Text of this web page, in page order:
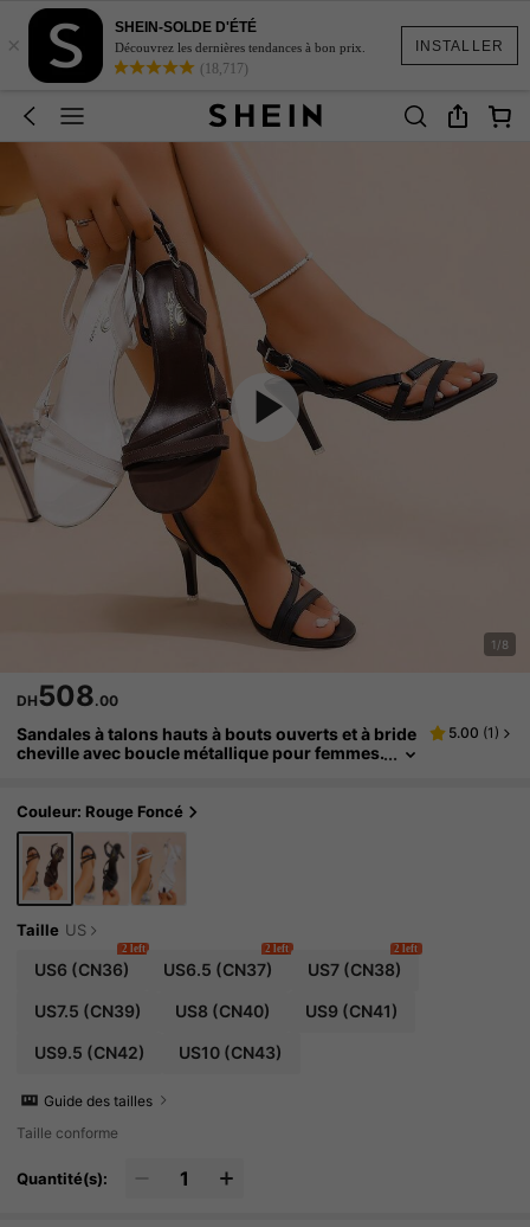
INSTALLER
×
SHEIN-SOLDE D'ÉTÉ
Découvrez les dernières tendances à bon prix.
(18,717)
1/8
DH508.00
Sandales à talons hauts à bouts ouverts et à bride
cheville avec boucle métallique pour femmes.
5.00 (1 )
Couleur: Rouge Foncé
Taille US
US6 (CN36)
2 left
US6.5 (CN37)
2 left
US7(CN38)
2 left
US7.5 (CN39) US8 (CN40) US9(CN41)
US9.5 (CN42) US10 (CN43)
Guide des tailles
Taille conforme
Quantité(s):